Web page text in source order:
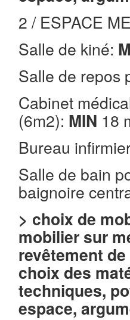
2 / ESPACE
Salle de kiné:
Salle de repos
Cabinet
(6m2): MIN 18
Bureau
Salle de bain
baignoire
> choix de
mobilier sur
revêtement
choix des
techniques,
espace,